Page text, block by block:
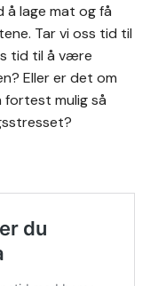
å lage mat og få
Tar vi oss tid til
tid til å være
Eller er det om
fortest mulig så